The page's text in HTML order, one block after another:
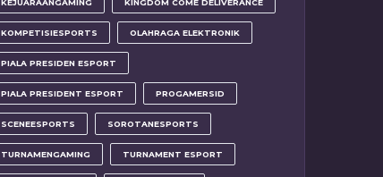
KEJUARAANGAMING KINGDOM COME DELIVERANCE
KOMPETISIESPORTS OLAHRAGA ELEKTRONIK
PIALA PRESIDEN ESPORT
PIALA PRESIDENT ESPORT PROGAMERSID
SCENEESPORTS SOROTANESPORTS
TURNAMENGAMING TURNAMENT ESPORT